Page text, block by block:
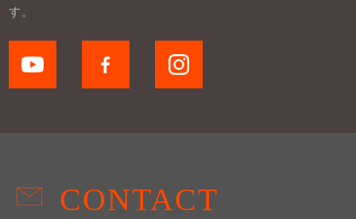
す。
CONTACT